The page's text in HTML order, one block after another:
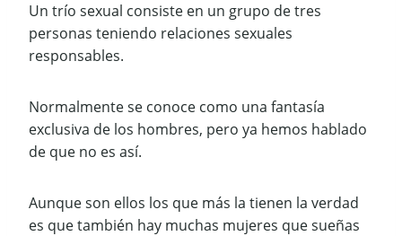
Un trío sexual consiste en un grupo de tres
personas teniendo relaciones sexuales
responsables.
Normalmente se conoce como una fantasía
exclusiva de los hombres, pero ya hemos hablado
de que no es así.
Aunque son ellos los que más la tienen la verdad
es que también hay muchas mujeres que sueñas